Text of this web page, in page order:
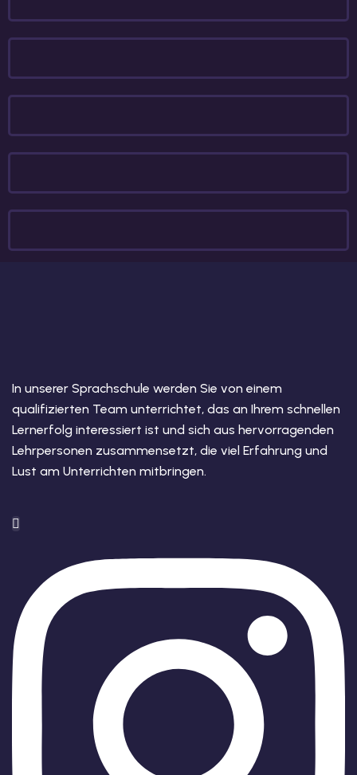
In unserer Sprachschule werden Sie von einem
qualifizierten Team unterrichtet, das an Ihrem schnellen
Lernerfolg interessiert ist und sich aus hervorragenden
Lehrpersonen zusammensetzt, die viel Erfahrung und
Lust am Unterrichten mitbringen.